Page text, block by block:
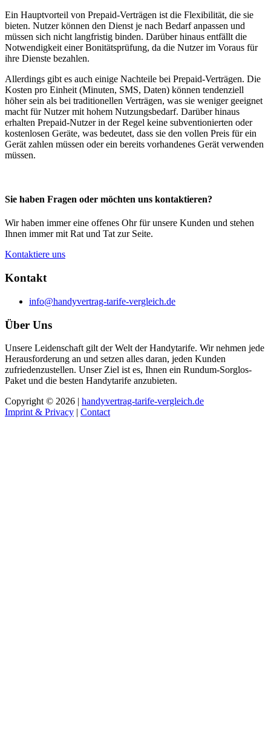
Ein Hauptvorteil von Prepaid-Verträgen ist die Flexibilität, die sie
bieten. Nutzer können den Dienst je nach Bedarf anpassen und
müssen sich nicht langfristig binden. Darüber hinaus entfällt die
Notwendigkeit einer Bonitätsprüfung, da die Nutzer im Voraus für
ihre Dienste bezahlen.
Allerdings gibt es auch einige Nachteile bei Prepaid-Verträgen. Die
Kosten pro Einheit (Minuten, SMS, Daten) können tendenziell
höher sein als bei traditionellen Verträgen, was sie weniger geeignet
macht für Nutzer mit hohem Nutzungsbedarf. Darüber hinaus
erhalten Prepaid-Nutzer in der Regel keine subventionierten oder
kostenlosen Geräte, was bedeutet, dass sie den vollen Preis für ein
Gerät zahlen müssen oder ein bereits vorhandenes Gerät verwenden
müssen.
Sie haben Fragen oder möchten uns kontaktieren?
Wir haben immer eine offenes Ohr für unsere Kunden und stehen
Ihnen immer mit Rat und Tat zur Seite.
Kontaktiere uns
Kontakt
info@handyvertrag-tarife-vergleich.de
Über Uns
Unsere Leidenschaft gilt der Welt der Handytarife. Wir nehmen jede
Herausforderung an und setzen alles daran, jeden Kunden
zufriedenzustellen. Unser Ziel ist es, Ihnen ein Rundum-Sorglos-
Paket und die besten Handytarife anzubieten.
Copyright © 2026 | handyvertrag-tarife-vergleich.de
Imprint & Privacy | Contact